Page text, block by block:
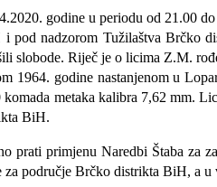
godine u periodu od 21.00
pod nadzorom Tužilaštva Brčko
slobode. Riječ je o licima Z.M.
1964. godine nastanjenom u
metaka kalibra 7,62 mm.
BiH.
prati primjenu Naredbi Štaba za
za područje Brčko distrikta BiH, a